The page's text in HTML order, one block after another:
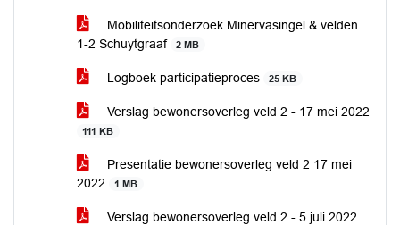
Mobiliteitsonderzoek Minervasingel & velden
1-2 Schuytgraaf
2 MB
Logboek participatieproces 25 KB
Verslag bewonersoverleg veld 2 - 17 mei 2022
111 KB
Presentatie bewonersoverleg veld 2 17 mei
2022
1 MB
Verslag bewonersoverleg veld 2 - 5 juli 2022